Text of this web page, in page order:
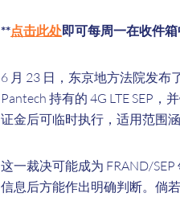
**点击此处即可每周一在收件
6 月 23 日，东京地方法院发布
Pantech 持有的 4G LTE SEP
证金后可临时执行，适用范围
这一裁决可能成为 FRAND/
信息后方能作出明确判断。倘